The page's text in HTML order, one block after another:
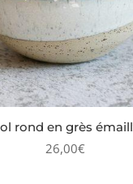
rond en grès
26,00€